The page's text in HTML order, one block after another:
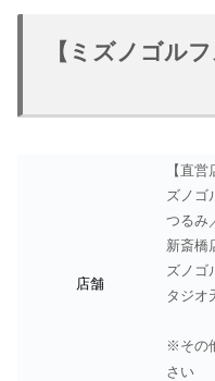
【ミズノゴル
店舗
【直
ズノゴ
つるみ
新斎橋
ズノゴ
タジオ
※その
さい